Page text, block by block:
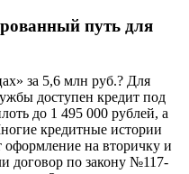
путь для
за 5,6 млн руб.? Для
доступен кредит под
до 1 495 000 рублей, а
кредитные истории
на вторичку и
договор по закону №117-